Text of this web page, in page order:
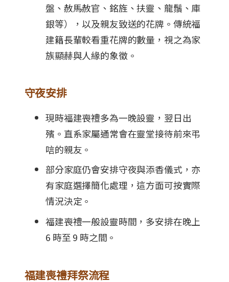
盤、赦馬赦官、銘旌、扶靈、龍鬚、庫
銀等），以及親友致送的花牌。傳統福
建籍長輩較看重花牌的數量，視之為家
族顯赫與人緣的象徵。
守夜安排
現時福建喪禮多為一晚設靈，翌日出
殯。直系家屬通常會在靈堂接待前來弔
唁的親友。
部分家庭仍會安排守夜與添香儀式，亦
有家庭選擇簡化處理，這方面可按實際
情況決定。
福建喪禮一般設靈時間，多安排在晚上
6 時至 9 時之間。
福建喪禮拜祭流程